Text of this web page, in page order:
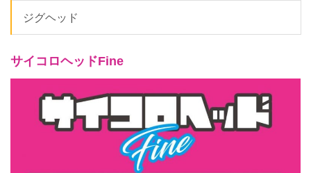
ジグヘッド
サイコロヘッドFine